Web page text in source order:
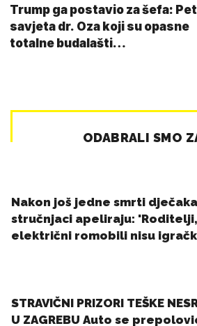
Trump ga postavio za šefa: Pet
savjeta dr. Oza koji su opasne
totalne budalašti…